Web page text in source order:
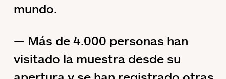
mundo.
Más de 4.000 personas han
visitado la muestra desde su